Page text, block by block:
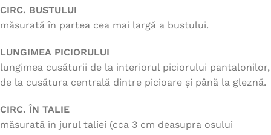
CIRC. BUSTULUI
măsurată în partea cea mai largă a bustului.
LUNGIMEA PICIORULUI
lungimea cusăturii de la interiorul piciorului pantalonilor,
de la cusătura centrală dintre picioare și până la gleznă.
CIRC. ÎN TALIE
măsurată în jurul taliei (cca 3 cm deasupra osului